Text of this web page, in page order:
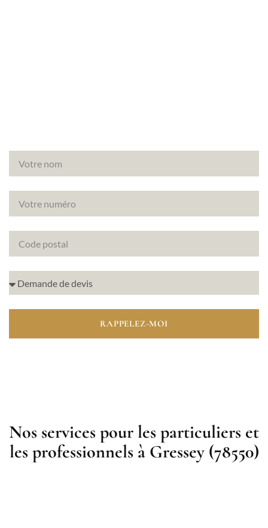
RAPPELEZ-MOI
Nos services pour les particuliers et
les professionnels à Gressey (78550)